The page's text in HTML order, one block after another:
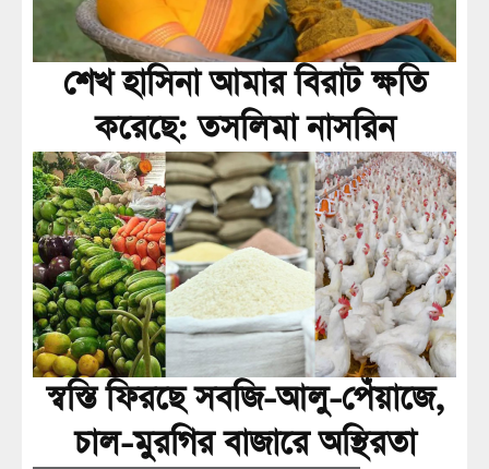
শেখ হাসিনা আমার বিরাট ক্ষতি
করেছে: তসলিমা নাসরিন
স্বস্তি ফিরছে সবজি-আলু-পেঁয়াজে,
চাল-মুরগির বাজারে অস্থিরতা